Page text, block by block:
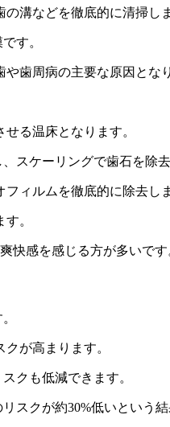
溝などを徹底的に清掃し
す。
歯周病の主要な原因とな
る温床となります。
スケーリングで歯石を除去
ィルムを徹底的に除去し
。
快感を感じる方が多いです
が高まります。
クも低減できます。
スクが約30%低いという結